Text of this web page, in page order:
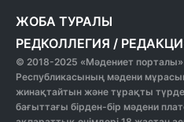
ЖОБА ТУРАЛЫ
РЕДКОЛЛЕГИЯ /
© 2018-2025 «Мәдениет
Республикасының мәдени
жинақтайтын және тұрақты
бағыттағы бірден-бір мәдени